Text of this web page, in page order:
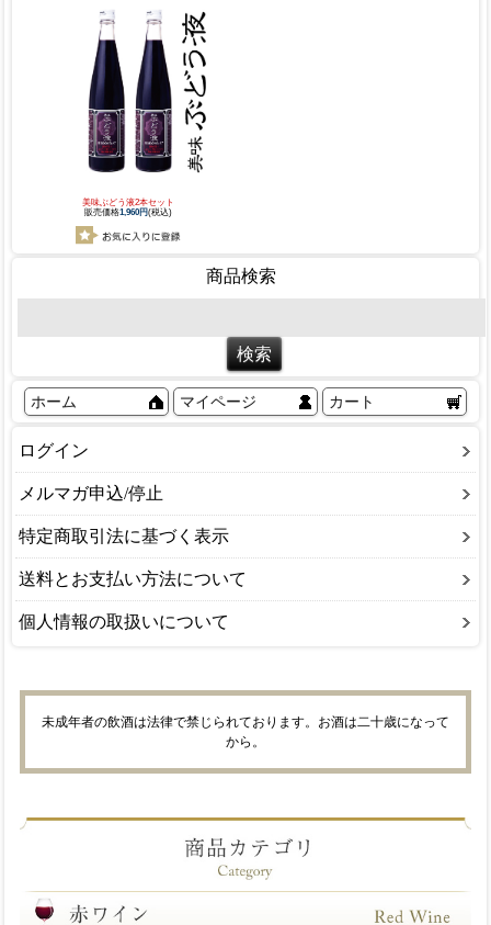
美味ぶどう液2本セット
販売価格1,960円(税込)
商品検索
ホーム マイページ カート
ログイン
メルマガ申込/停止
特定商取引法に基づく表示
送料とお支払い方法について
個人情報の取扱いについて
未成年者の飲酒は法律で禁じられております。お酒は二十歳になって
から。